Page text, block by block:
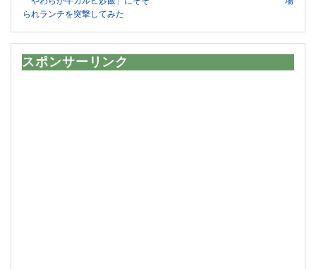
られランチを突撃してみた
スポンサーリンク